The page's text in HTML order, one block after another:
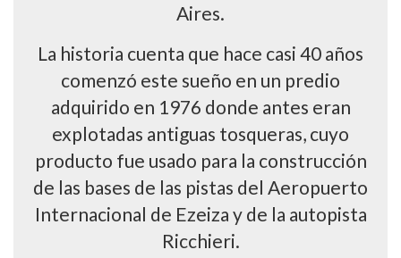
Aires.
La historia cuenta que hace casi 40 años
comenzó este sueño en un predio
adquirido en 1976 donde antes eran
explotadas antiguas tosqueras, cuyo
producto fue usado para la construcción
de las bases de las pistas del Aeropuerto
Internacional de Ezeiza y de la autopista
Ricchieri.